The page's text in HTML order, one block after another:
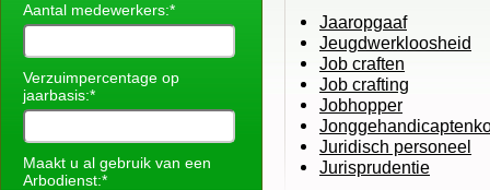
Jaaropgaaf
Jeugdwerkloosheid
Job craften
Job crafting
Jobhopper
Juridisch personeel
Jurisprudentie
Aantal medewerkers:*
Verzuimpercentage op
jaarbasis:*
Maakt u al gebruik van een
Arbodienst:*